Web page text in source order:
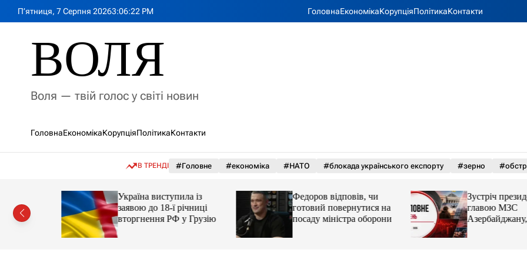
П’ятниця, 7 Серпня 20263:06:24 PM ГоловнаЕкономікаКорупціяПолітикаКонтакти
ВОЛЯ
Воля — твій голос у світі новин
ГоловнаЕкономікаКорупціяПолітикаКонтакти
В ТРЕНДІ #Головне #економіка #НАТО #блокада українського експорту #зерно
із
Україна виступила із
заявою до 18-ї річниці
вторгнення РФ у Грузію
Федоров відповів, чи
готовий повернутися на
посаду міністра оборони
Зустріч
главою МЗС
Азербайджану,
Україні. Головне
серпня 2026